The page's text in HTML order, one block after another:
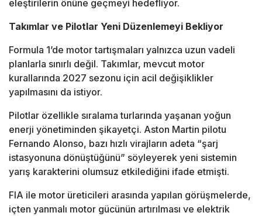
eleştirilerin önüne geçmeyi hedefliyor.
Takımlar ve Pilotlar Yeni Düzenlemeyi Bekliyor
Formula 1’de motor tartışmaları yalnızca uzun vadeli
planlarla sınırlı değil. Takımlar, mevcut motor
kurallarında 2027 sezonu için acil değişiklikler
yapılmasını da istiyor.
Pilotlar özellikle sıralama turlarında yaşanan yoğun
enerji yönetiminden şikayetçi. Aston Martin pilotu
Fernando Alonso, bazı hızlı virajların adeta “şarj
istasyonuna dönüştüğünü” söyleyerek yeni sistemin
yarış karakterini olumsuz etkilediğini ifade etmişti.
FIA ile motor üreticileri arasında yapılan görüşmelerde,
içten yanmalı motor gücünün artırılması ve elektrik